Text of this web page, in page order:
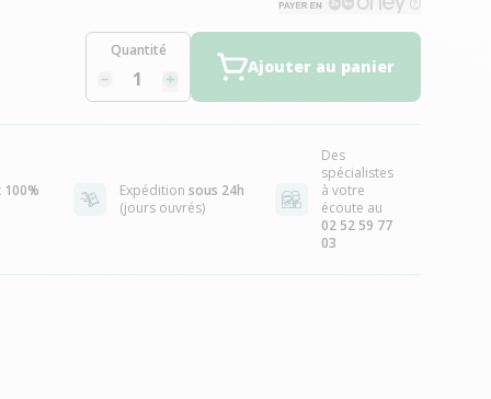
Quantité
Ajouter au panier
100%
Expédition sous 24h
(jours ouvrés)
Des
spécialistes
à votre
écoute au
02 52 59 77
03